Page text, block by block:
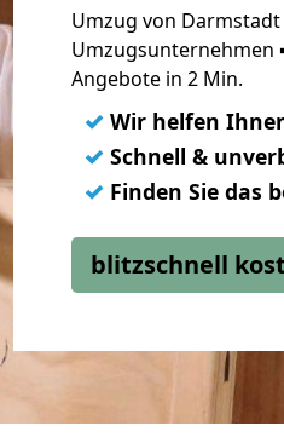
Umzug von
Umzugsunternehmen
Angebote in 2 Min.
✓ Wir helfen
✓ Schnell &
✓ Finden Sie das
blitzschnell